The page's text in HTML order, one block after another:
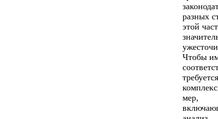
разных
этой
Чтобы
требуется
мер,